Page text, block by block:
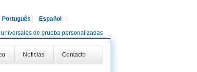
Português Español
universales de prueba personalizadas
Noticias Contacto